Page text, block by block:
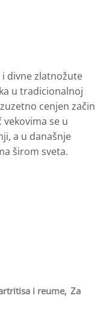
divne zlatnožute
u tradicionalnoj
cenjen začin
se u
a u današnje
širom sveta.
i reume, Za